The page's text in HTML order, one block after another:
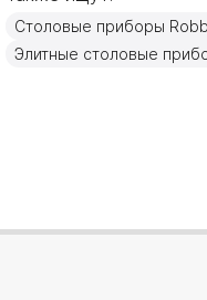
Материал
Столовые приборы
Элитные столовые